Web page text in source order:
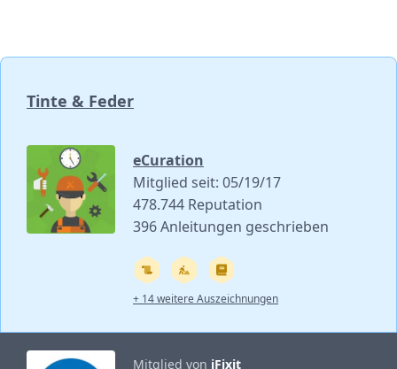
Tinte & Feder
eCuration
Mitglied seit: 05/19/17
478.744 Reputation
396 Anleitungen geschrieben
+ 14 weitere Auszeichnungen
Mitglied von iFixit